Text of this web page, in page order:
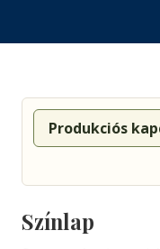
Produkciós
Színlap